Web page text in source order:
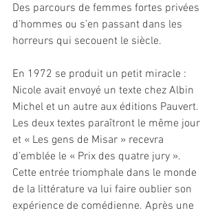
Des parcours de femmes fortes privées
d’hommes ou s’en passant dans les
horreurs qui secouent le siècle.
En 1972 se produit un petit miracle :
Nicole avait envoyé un texte chez Albin
Michel et un autre aux éditions Pauvert.
Les deux textes paraîtront le même jour
et « Les gens de Misar » recevra
d’emblée le « Prix des quatre jury ».
Cette entrée triomphale dans le monde
de la littérature va lui faire oublier son
expérience de comédienne. Après une